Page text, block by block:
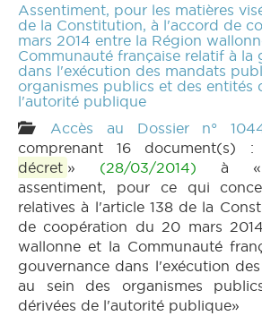
Assentiment, pour les matières
de la Constitution, à l'accord de
mars 2014 entre la Région
Communauté française relatif à la
dans l'exécution des mandats
organismes publics et des entités
l'autorité publique
Accès au Dossier n°
comprenant 16 document(s)
décret » (28/03/2014) à
assentiment, pour ce qui
relatives à l'article 138 de la
de coopération du 20 mars
wallonne et la Communauté
gouvernance dans l'exécution
au sein des organismes
dérivées de l'autorité publique»